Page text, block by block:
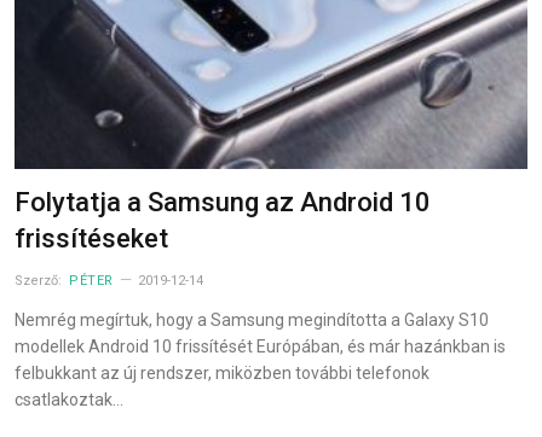
Folytatja a Samsung az Android 10
frissítéseket
Szerző: PÉTER 2019-12-14
Nemrég megírtuk, hogy a Samsung megindította a Galaxy S10
modellek Android 10 frissítését Európában, és már hazánkban is
felbukkant az új rendszer, miközben további telefonok
csatlakoztak…